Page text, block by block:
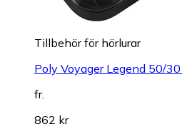
Tillbehör för hörlurar
Poly Voyager Legend 50/
fr.
862 kr